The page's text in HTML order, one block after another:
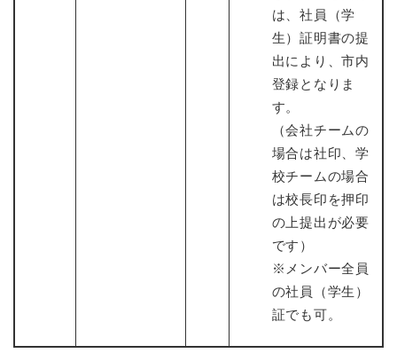
は、社員（学
生）証明書の提
出により、市内
登録となりま
す。
（会社チームの
場合は社印、学
校チームの場合
は校長印を押印
の上提出が必要
です）
※メンバー全員
の社員（学生）
証でも可。